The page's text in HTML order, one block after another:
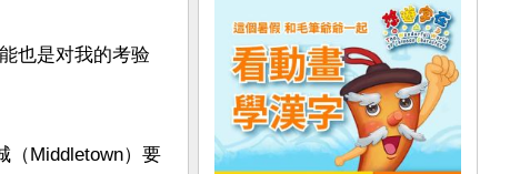
也是对我的考验
（Middletown）要